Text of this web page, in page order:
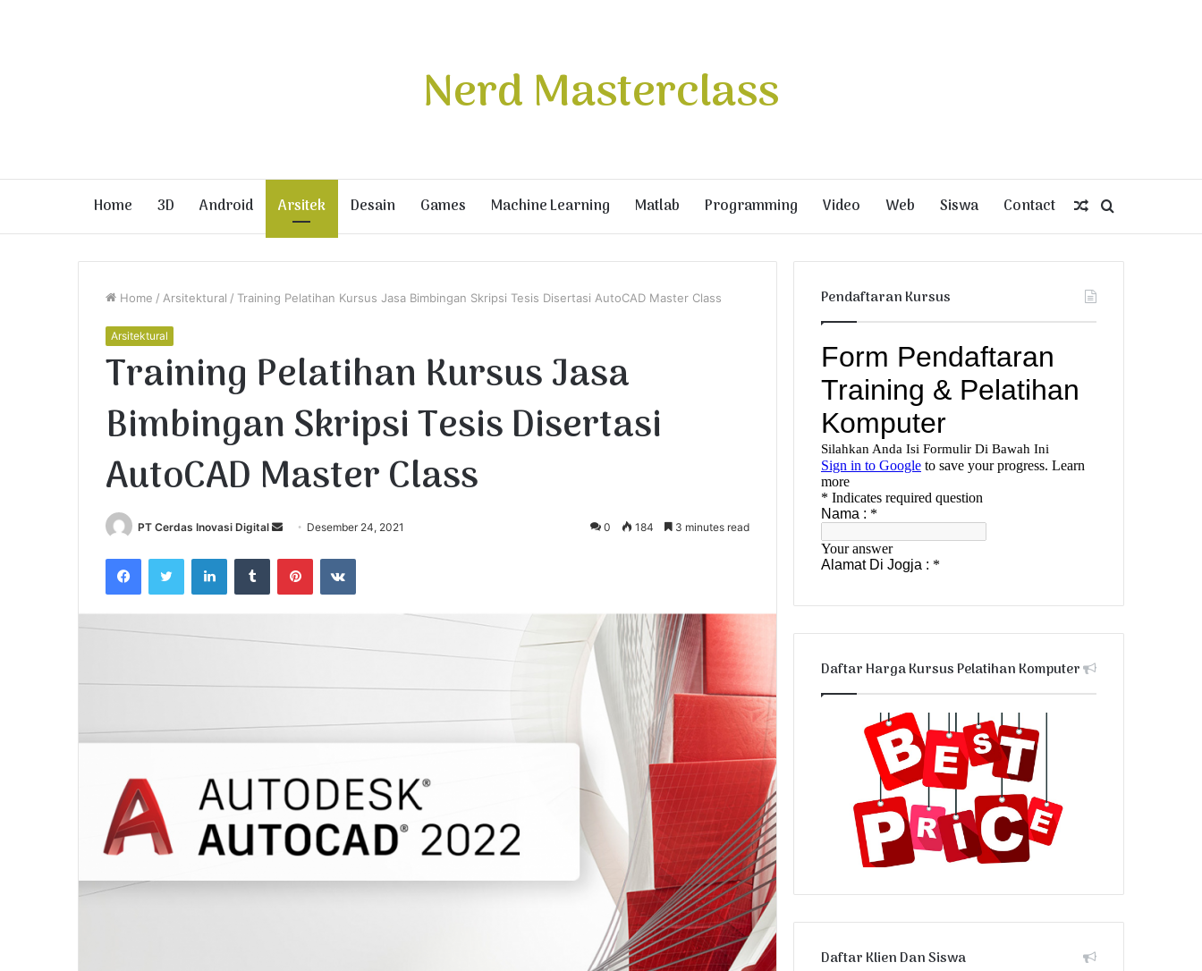
Nerd Masterclass
Home 3D Android Arsitek Desain Games Machine Learning Matlab Programming Video Web Siswa Contact
for
Random
Article
Home / Arsitektural / Training Pelatihan Kursus Jasa Bimbingan Skripsi Tesis Disertasi AutoCAD Master Class
Arsitektural
Training Pelatihan Kursus Jasa
Bimbingan Skripsi Tesis Disertasi
AutoCAD Master Class
PT Cerdas Inovasi Digital
d
l
Desember 24, 2021 0 184 3 minutes read
Pendaftaran Kursus
Daftar Harga Kursus Pelatihan Komputer
Daftar Klien Dan Siswa